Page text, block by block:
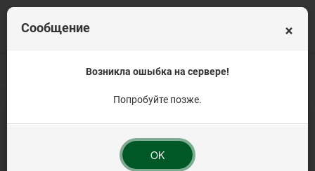
Сахарные украшения Животные и природные мотивы
×
Сообщение
Возникла ошыбка на сервере!
Попробуйте позже.
OK